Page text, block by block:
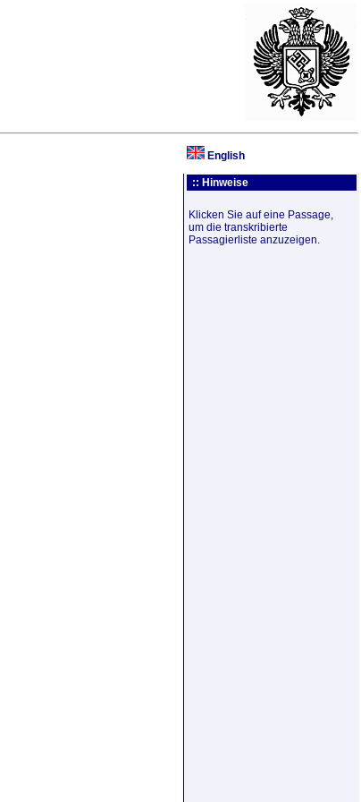
English
:: Hinweise
Klicken Sie auf eine Passage,
um die transkribierte
Passagierliste anzuzeigen.